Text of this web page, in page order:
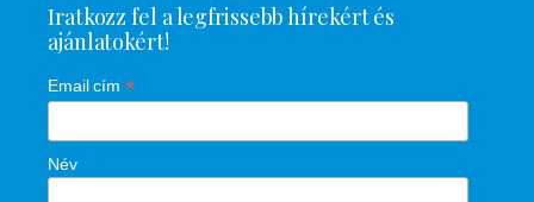
Iratkozz fel a legfrissebb hírekért és
ajánlatokért!
Email cím *
Név